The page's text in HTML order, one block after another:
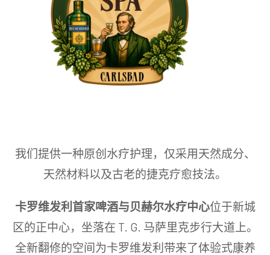
我们提供一种原创水疗护理，仅采用天然成分、
天然材料以及古老的捷克疗愈技法。
卡罗维发利首家啤酒与贝赫尔水疗中心位于新城
区的正中心，坐落在 T. G. 马萨里克步行大道上。
全新翻修的空间为卡罗维发利带来了体验式康养